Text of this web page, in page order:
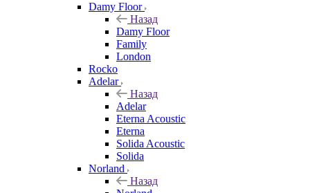
Damy Floor
Назад
Damy Floor
Family
London
Rocko
Adelar
Назад
Adelar
Eterna Acoustic
Eterna
Solida Acoustic
Solida
Norland
Назад